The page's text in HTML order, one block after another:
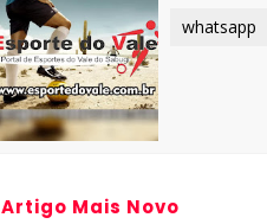
whatsapp
Artigo Mais Novo